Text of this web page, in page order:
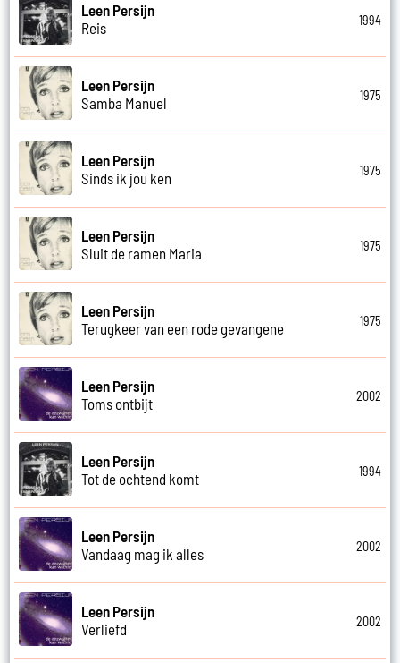
Leen Persijn
Reis
1994
Leen Persijn
Samba Manuel
1975
Leen Persijn
Sinds ik jou ken
1975
Leen Persijn
Sluit de ramen Maria
1975
Leen Persijn
Terugkeer van een rode gevangene
1975
Leen Persijn
Toms ontbijt
2002
Leen Persijn
Tot de ochtend komt
1994
Leen Persijn
Vandaag mag ik alles
2002
Leen Persijn
Verliefd
2002